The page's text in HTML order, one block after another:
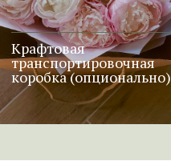
Крафтовая
транспортировочная
коробка (опционально)